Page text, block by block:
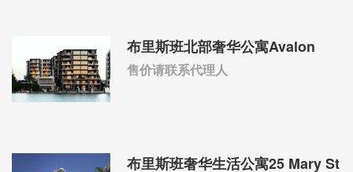
布里斯班北部奢华公寓Avalon
售价请联系代理人
布里斯班奢华生活公寓25 Mary St